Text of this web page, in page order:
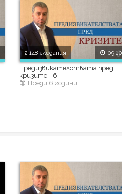
2 148 гледания 09:10
Предизвикателствата пред
кризите - 6
Преди 6 години